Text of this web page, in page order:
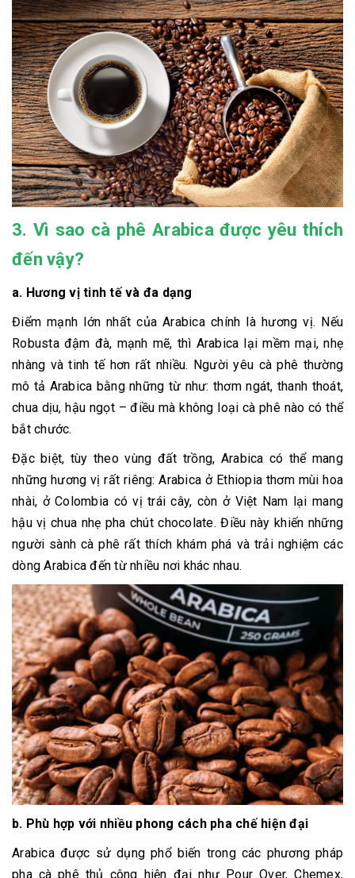
3. Vì sao cà phê Arabica được yêu thích
đến vậy?
a. Hương vị tinh tế và đa dạng
Điểm mạnh lớn nhất của Arabica chính là hương vị. Nếu
Robusta đậm đà, mạnh mẽ, thì Arabica lại mềm mại, nhẹ
nhàng và tinh tế hơn rất nhiều. Người yêu cà phê thường
mô tả Arabica bằng những từ như: thơm ngát, thanh thoát,
chua dịu, hậu ngọt – điều mà không loại cà phê nào có thể
bắt chước.
Đặc biệt, tùy theo vùng đất trồng, Arabica có thể mang
những hương vị rất riêng: Arabica ở Ethiopia thơm mùi hoa
nhài, ở Colombia có vị trái cây, còn ở Việt Nam lại mang
hậu vị chua nhẹ pha chút chocolate. Điều này khiến những
người sành cà phê rất thích khám phá và trải nghiệm các
dòng Arabica đến từ nhiều nơi khác nhau.
b. Phù hợp với nhiều phong cách pha chế hiện đại
Arabica được sử dụng phổ biến trong các phương pháp
pha cà phê thủ công hiện đại như Pour Over, Chemex,